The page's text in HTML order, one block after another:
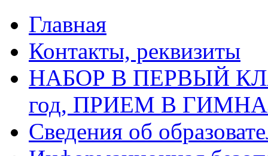
Главная
Контакты, реквизиты
НАБОР В ПЕРВЫЙ
год, ПРИЕМ В
Сведения об